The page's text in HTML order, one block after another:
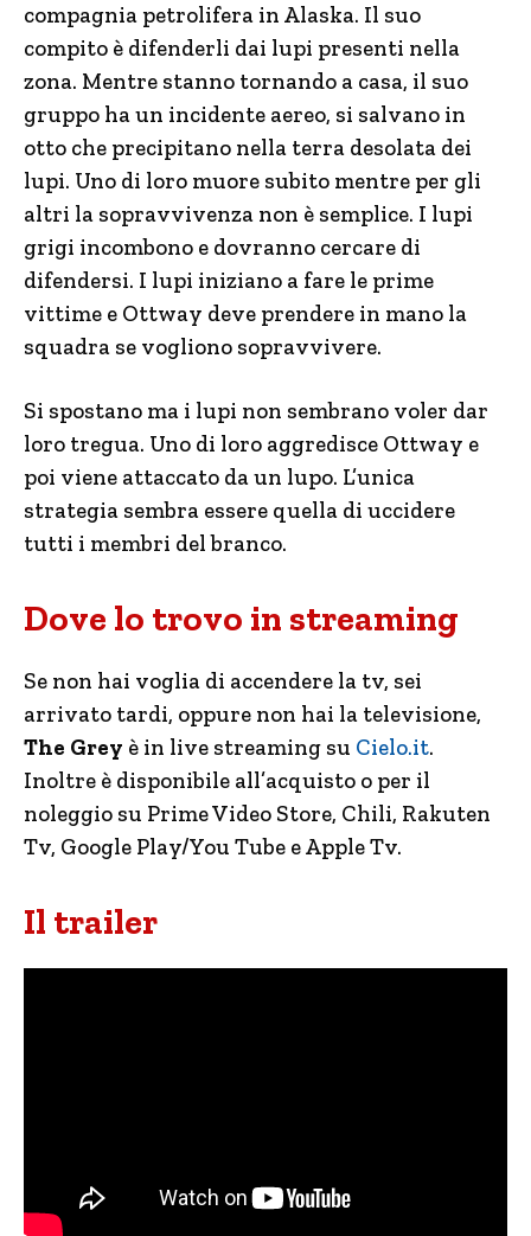
compagnia petrolifera in Alaska. Il suo
compito è difenderli dai lupi presenti nella
zona. Mentre stanno tornando a casa, il suo
gruppo ha un incidente aereo, si salvano in
otto che precipitano nella terra desolata dei
lupi. Uno di loro muore subito mentre per gli
altri la sopravvivenza non è semplice. I lupi
grigi incombono e dovranno cercare di
difendersi. I lupi iniziano a fare le prime
vittime e Ottway deve prendere in mano la
squadra se vogliono sopravvivere.
Si spostano ma i lupi non sembrano voler dar
loro tregua. Uno di loro aggredisce Ottway e
poi viene attaccato da un lupo. L’unica
strategia sembra essere quella di uccidere
tutti i membri del branco.
Dove lo trovo in streaming
Se non hai voglia di accendere la tv, sei
arrivato tardi, oppure non hai la televisione,
The Grey è in live streaming su Cielo.it.
Inoltre è disponibile all’acquisto o per il
noleggio su Prime Video Store, Chili, Rakuten
Tv, Google Play/You Tube e Apple Tv.
Il trailer